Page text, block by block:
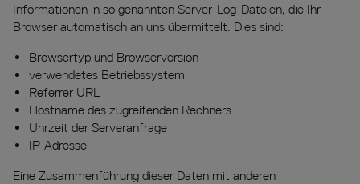
Informationen in so genannten Server-Log-Dateien, die Ihr
Browser automatisch an uns übermittelt. Dies sind:
Browsertyp und Browserversion
verwendetes Betriebssystem
Referrer URL
Hostname des zugreifenden Rechners
Uhrzeit der Serveranfrage
IP-Adresse
Eine Zusammenführung dieser Daten mit anderen